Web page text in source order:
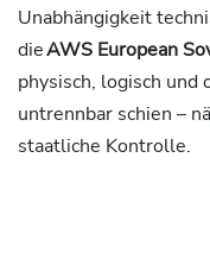
Unabhängigkeit
dieAWS European
physisch, logisch und
untrennbar schien –
staatliche Kontrolle.